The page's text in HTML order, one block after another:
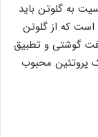
به گلوتن باید
که از گلوتن
گوشتی و تطبیق
پروتئین محبوب